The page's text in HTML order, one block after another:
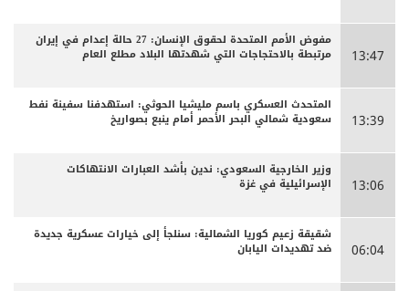
13:47
مفوض الأمم المتحدة لحقوق الإنسان: 27 حالة إعدام في إيران
مرتبطة بالاحتجاجات التي شهدتها البلاد مطلع العام
13:39
المتحدث العسكري باسم مليشيا الحوثي: استهدفنا سفينة نفط
سعودية شمالي البحر الأحمر أمام ينبع بصواريخ
13:06
وزير الخارجية السعودي: ندين بأشد العبارات الانتهاكات
الإسرائيلية في غزة
06:04
شقيقة زعيم كوريا الشمالية: سنلجأ إلى خيارات عسكرية جديدة
ضد تهديدات اليابان